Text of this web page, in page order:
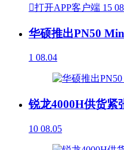
打开APP客户端 15
华硕推出PN50
1 08.04
锐龙4000H供货紧
10 08.05